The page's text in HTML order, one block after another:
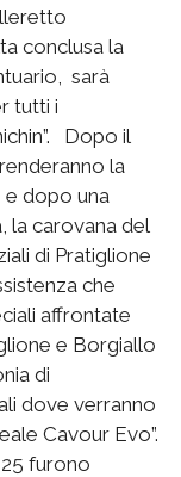
conclusa la
sarà
tutti i
Dopo il
la
dopo una
la carovana del
di Pratiglione
che
affrontate
e Borgiallo
di
dove verranno
Cavour Evo”.
furono